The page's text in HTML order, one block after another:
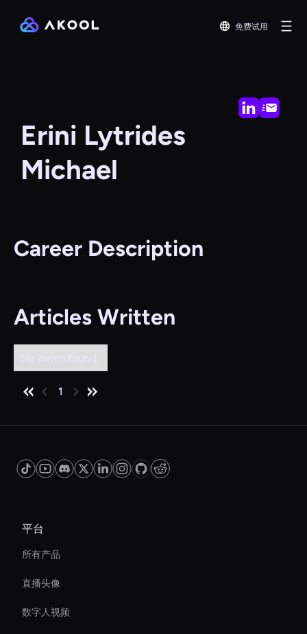
免费试用
Erini Lytrides
Michael
Career Description
Articles Written
No items found.
1
平台
所有产品
直播头像
数字人视频